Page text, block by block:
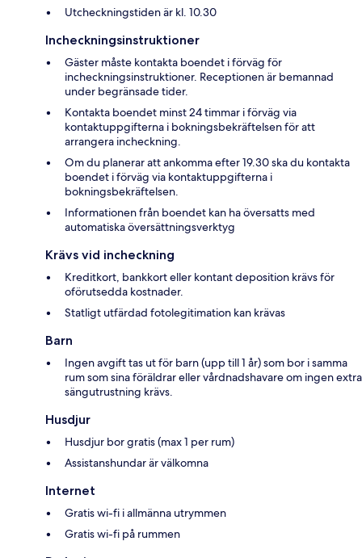
Utcheckningstiden är kl. 10.30
Incheckningsinstruktioner
Gäster måste kontakta boendet i förväg för
incheckningsinstruktioner. Receptionen är bemannad
under begränsade tider.
Kontakta boendet minst 24 timmar i förväg via
kontaktuppgifterna i bokningsbekräftelsen för att
arrangera incheckning.
Om du planerar att ankomma efter 19.30 ska du kontakta
boendet i förväg via kontaktuppgifterna i
bokningsbekräftelsen.
Informationen från boendet kan ha översatts med
automatiska översättningsverktyg
Krävs vid incheckning
Kreditkort, bankkort eller kontant deposition krävs för
oförutsedda kostnader.
Statligt utfärdad fotolegitimation kan krävas
Barn
Ingen avgift tas ut för barn (upp till 1 år) som bor i samma
rum som sina föräldrar eller vårdnadshavare om ingen extra
sängutrustning krävs.
Husdjur
Husdjur bor gratis (max 1 per rum)
Assistanshundar är välkomna
Internet
Gratis wi-fi i allmänna utrymmen
Gratis wi-fi på rummen